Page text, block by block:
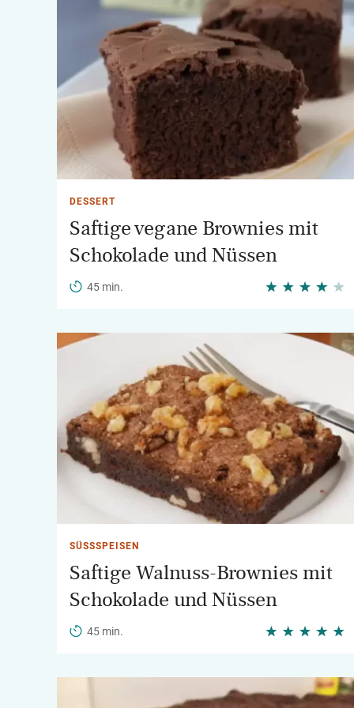
DESSERT
Saftige vegane Brownies mit
Schokolade und Nüssen
45 min.
SÜSSSPEISEN
Saftige Walnuss-Brownies mit
Schokolade und Nüssen
45 min.